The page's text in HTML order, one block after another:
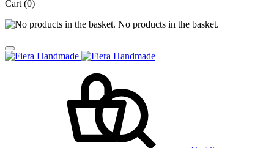
Cart (0)
No products in the basket.